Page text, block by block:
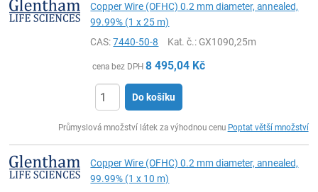
Copper Wire (OFHC) 0.2 mm diameter, annealed,
99.99% (1 x 25 m)
CAS:7440-50-8 Kat. č.: GX1090,25m
cena bez DPH 8 495,04 Kč
Do košíku
Průmyslová množství látek za výhodnou cenu Poptat větší množství
Copper Wire (OFHC) 0.2 mm diameter, annealed,
99.99% (1 x 10 m)